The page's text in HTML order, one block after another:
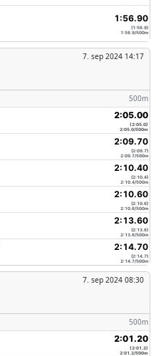
1:56.90
(1:56.9)
1:56.9/500m
7. sep 2024 14:17
500m
2:05.00
(2:05.0)
2:05.0/500m
2:09.70
(2:09.7)
2:09.7/500m
2:10.40
(2:10.4)
2:10.4/500m
2:10.60
(2:10.6)
2:10.6/500m
2:13.60
(2:13.6)
2:13.6/500m
2:14.70
(2:14.7)
2:14.7/500m
7. sep 2024 08:30
500m
2:01.20
(2:01.2)
2:01.2/500m